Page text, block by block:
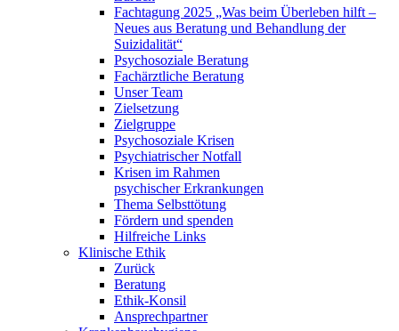
Fachtagung 2025 „Was beim Überleben hilft –
Neues aus Beratung und Behandlung der
Suizidalität“
Psychosoziale Beratung
Fachärztliche Beratung
Unser Team
Zielsetzung
Zielgruppe
Psychosoziale Krisen
Psychiatrischer Notfall
Krisen im Rahmen
psychischer Erkrankungen
Thema Selbsttötung
Fördern und spenden
Hilfreiche Links
Klinische Ethik
Zurück
Beratung
Ethik-Konsil
Ansprechpartner